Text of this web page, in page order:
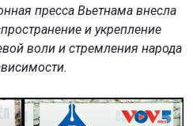
пресса Вьетнама внесла
и укрепление
воли и стремления народа